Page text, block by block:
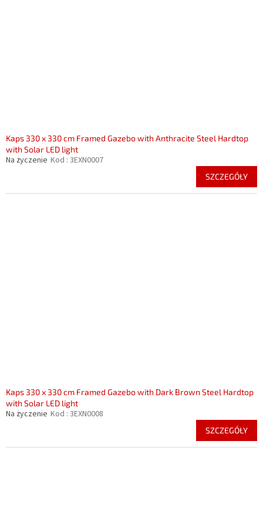
Kaps 330 x 330 cm Framed Gazebo with Anthracite Steel Hardtop
with Solar LED light
Na życzenie Kod : 3EXN0007
SZCZEGÓŁY
Kaps 330 x 330 cm Framed Gazebo with Dark Brown Steel Hardtop
with Solar LED light
Na życzenie Kod : 3EXN0008
SZCZEGÓŁY